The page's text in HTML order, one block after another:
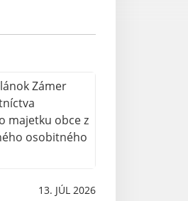
13. JÚL 2026